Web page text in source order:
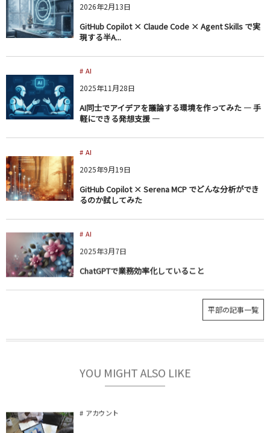
2026年2月13日
GitHub Copilot × Claude Code × Agent Skills で実
現する半A...
AI
2025年11月28日
AI同士でアイデアを議論する環境を作ってみた ― 手
軽にできる発想支援 ―
AI
2025年9月19日
GitHub Copilot × Serena MCP でどんな分析ができ
るのか試してみた
AI
2025年3月7日
ChatGPTで業務効率化していること
平部の記事一覧
YOU MIGHT ALSO LIKE
アカウント